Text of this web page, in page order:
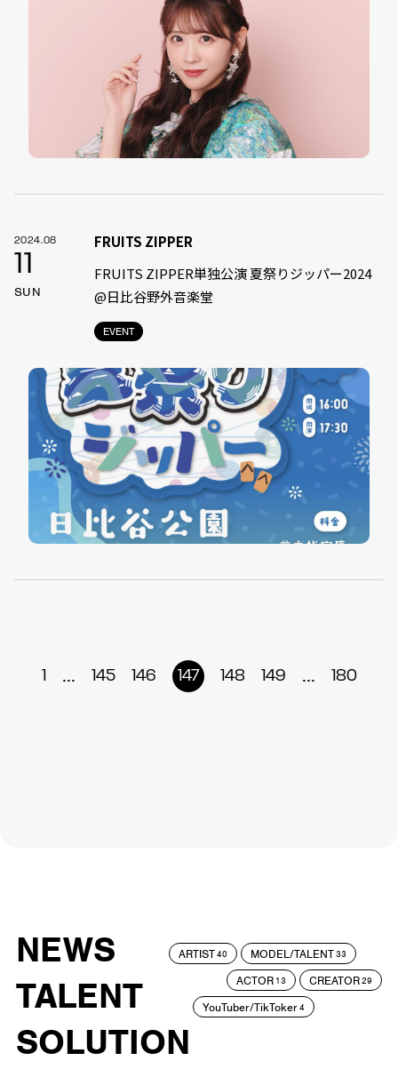
2024.08
11
SUN
EVENT
FRUITS ZIPPER
FRUITS ZIPPER単独公演 夏祭りジッパー2024
@日比谷野外音楽堂
1 ... 145 146 147 148 149 ... 180
NEWS
TALENT
SOLUTION
ARTIST40 MODEL/TALENT33
ACTOR 13 CREATOR29
YouTuber/TikToker4